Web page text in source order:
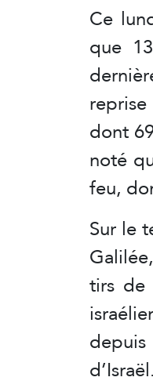
Ce
que
dont
noté
feu,
Sur le
tirs de
d’Israël.